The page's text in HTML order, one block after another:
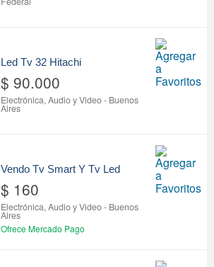
Led Tv 32 Hitachi
$ 90.000
Electrónica, Audio y Video- Buenos
Aires
Vendo Tv Smart Y Tv Led
$ 160
Electrónica, Audio y Video- Buenos
Aires
Ofrece Mercado Pago